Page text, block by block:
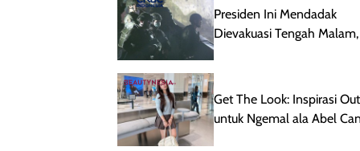
Presiden Ini Mendadak
Dievakuasi Tengah
Get The Look: Inspirasi
untuk Ngemal ala Abel